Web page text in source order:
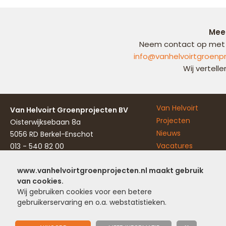
www.vanhelvoirtgroenprojecten.nl maakt gebruik
van cookies.
Wij gebruiken cookies voor een betere
gebruikerservaring en o.a. webstatistieken.
Neem contact op met
Wij
Van Helvoirt Groenprojecten BV
Oisterwijksebaan 8a
5056 RD Berkel-Enschot
013 - 540 82 00
Van Helvoirt
Projecten
Nieuws
Vacatures
Partners
Tuin Laten Aanleggen•Boomverzorging